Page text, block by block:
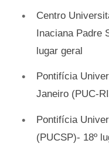
Centro
Inaciana Padre
lugar geral
Pontifícia
Janeiro (PUC-
Pontifícia
(PUCSP)- 18º